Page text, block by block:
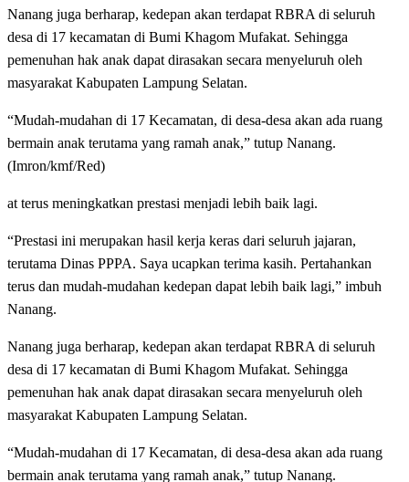
Nanang juga berharap, kedepan akan terdapat RBRA di seluruh
desa di 17 kecamatan di Bumi Khagom Mufakat. Sehingga
pemenuhan hak anak dapat dirasakan secara menyeluruh oleh
masyarakat Kabupaten Lampung Selatan.
“Mudah-mudahan di 17 Kecamatan, di desa-desa akan ada ruang
bermain anak terutama yang ramah anak,” tutup Nanang.
(Imron/kmf/Red)
at terus meningkatkan prestasi menjadi lebih baik lagi.
“Prestasi ini merupakan hasil kerja keras dari seluruh jajaran,
terutama Dinas PPPA. Saya ucapkan terima kasih. Pertahankan
terus dan mudah-mudahan kedepan dapat lebih baik lagi,” imbuh
Nanang.
Nanang juga berharap, kedepan akan terdapat RBRA di seluruh
desa di 17 kecamatan di Bumi Khagom Mufakat. Sehingga
pemenuhan hak anak dapat dirasakan secara menyeluruh oleh
masyarakat Kabupaten Lampung Selatan.
“Mudah-mudahan di 17 Kecamatan, di desa-desa akan ada ruang
bermain anak terutama yang ramah anak,” tutup Nanang.